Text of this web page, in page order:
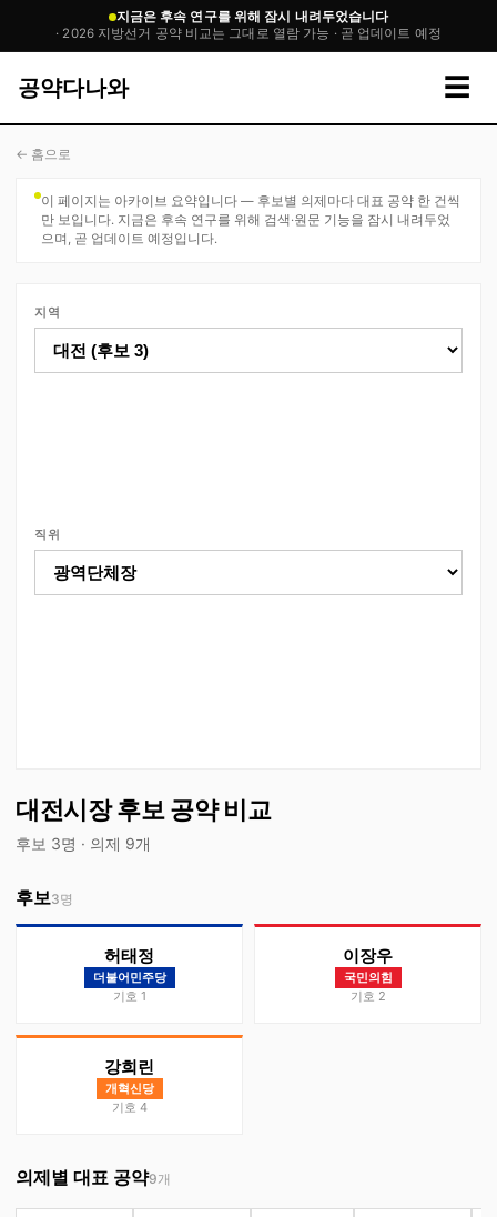
지금은 후속 연구를 위해 잠시 내려두었습니다
· 2026 지방선거 공약 비교는 그대로 열람 가능 · 곧 업데이트 예정
공약다나와 ☰
← 홈으로
이 페이지는 아카이브 요약입니다 — 후보별 의제마다 대표 공약 한 건씩
만 보입니다. 지금은 후속 연구를 위해 검색·원문 기능을 잠시 내려두었
으며, 곧 업데이트 예정입니다.
지역
직위
대전시장 후보 공약 비교
후보 3명 · 의제 9개
후보3명
허태정
더불어민주당
기호 1
이장우
국민의힘
기호 2
강희린
개혁신당
기호 4
의제별 대표 공약9개